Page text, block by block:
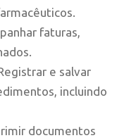
faturas,
e salvar
incluindo
documentos